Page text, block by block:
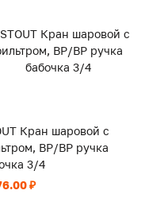
Кран шаровой с
ВР/ВР ручка
3/4
₽